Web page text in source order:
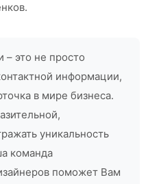
– это не просто
информации,
в мире бизнеса.
уникальность
команда
поможет Вам